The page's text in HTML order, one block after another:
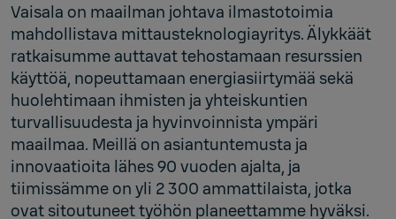
Vaisala on maailman johtava ilmastotoimia
mahdollistava mittausteknologiayritys. Älykkäät
ratkaisumme auttavat tehostamaan resurssien
käyttöä, nopeuttamaan energiasiirtymää sekä
huolehtimaan ihmisten ja yhteiskuntien
turvallisuudesta ja hyvinvoinnista ympäri
maailmaa. Meillä on asiantuntemusta ja
innovaatioita lähes 90 vuoden ajalta, ja
tiimissämme on yli 2 300 ammattilaista, jotka
ovat sitoutuneet työhön planeettamme hyväksi.